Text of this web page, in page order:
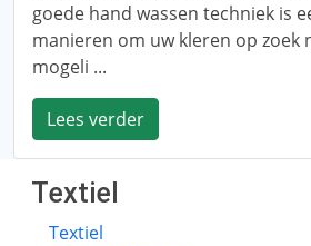
goede hand wassen techniek is
manieren om uw kleren op zoek
mogeli ...
Lees verder
Textiel
Textiel